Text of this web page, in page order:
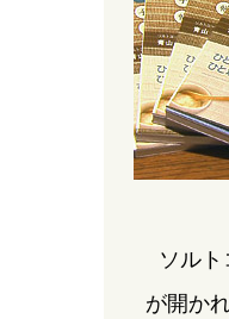
o
o
k
ソル
が開か